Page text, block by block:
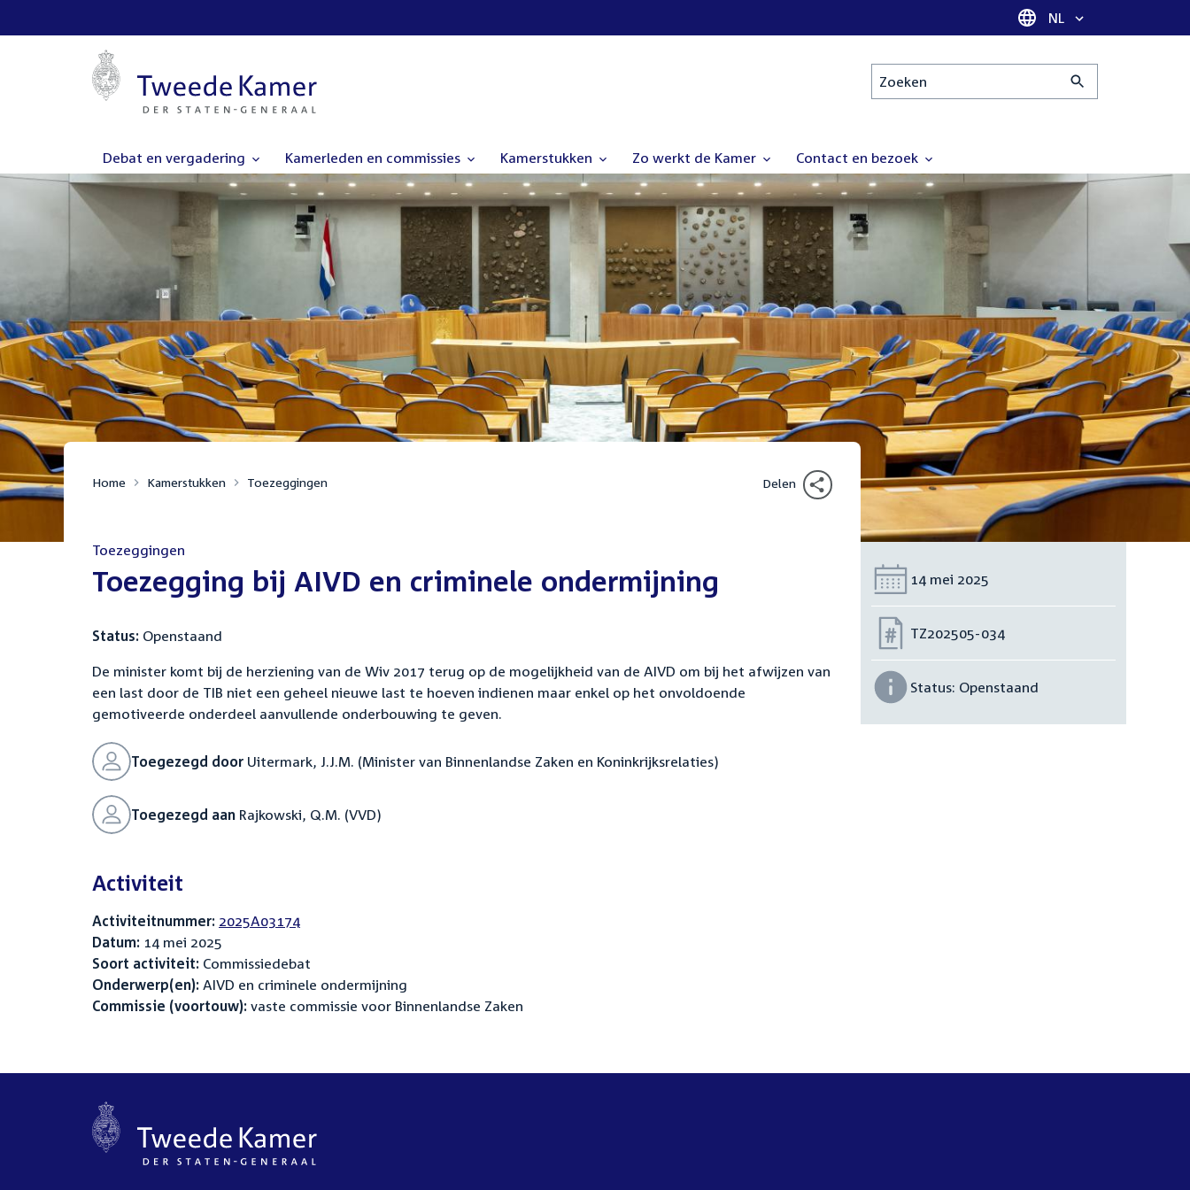
Taal selectie
NL
Zoeken
Debat en vergadering Kamerleden en commissies Kamerstukken Zo werkt de Kamer Contact en bezoek
Home Kamerstukken Toezeggingen Delen
Toezeggingen
:Toezegging bij AIVD en criminele ondermijning
Status: Openstaand
De minister komt bij de herziening van de Wiv 2017 terug op de mogelijkheid van de AIVD om bij het afwijzen van
een last door de TIB niet een geheel nieuwe last te hoeven indienen maar enkel op het onvoldoende
gemotiveerde onderdeel aanvullende onderbouwing te geven.
Toegezegd door Uitermark, J.J.M. (Minister van Binnenlandse Zaken en Koninkrijksrelaties)
Toegezegd aan Rajkowski, Q.M. (VVD)
Activiteit
Activiteitnummer: 2025A03174
Datum: 14 mei 2025
Soort activiteit: Commissiedebat
Onderwerp(en): AIVD en criminele ondermijning
Commissie (voortouw): vaste commissie voor Binnenlandse Zaken
Datum:
14 mei 2025
Nummer:
TZ202505-034
Status: Openstaand